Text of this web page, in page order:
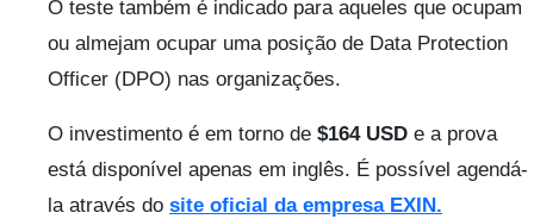
O teste também é indicado para aqueles que ocupam
ou almejam ocupar uma posição de Data Protection
Officer (DPO) nas organizações.
O investimento é em torno de $164 USD e a prova
está disponível apenas em inglês. É possível agendá-
la através do site oficial da empresa EXIN.